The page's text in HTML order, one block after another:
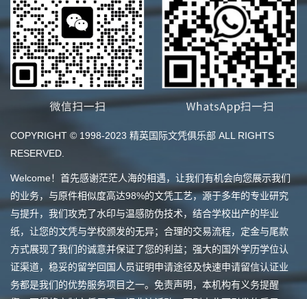
COPYRIGHT © 1998-2023 精英国际文凭俱乐部 ALL RIGHTS
RESERVED.
Welcome！首先感谢茫茫人海的相遇，让我们有机会向您展示我们
的业务，与原件相似度高达98%的文凭工艺，源于多年的专业研究
与提升，我们攻克了水印与温感防伪技术，结合学校出产的毕业
纸，让您的文凭与学校颁发的无异；合理的交易流程，定金与尾款
方式展现了我们的诚意并保证了您的利益；强大的国外学历学位认
证渠道，稳妥的留学回国人员证明申请途径及快速申请留信认证业
务都是我们的优势服务项目之一。免责声明，本机构有义务提醒